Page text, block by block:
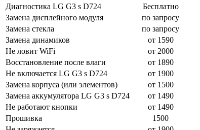
Диагностика LG G3 s D724
Бесплатно
Замена дисплейного модуля
по запросу
Замена стекла
по запросу
Замена динамиков
от 1590
Не ловит WiFi
от 2000
Восстановление после влаги
от 1890
Не включается LG G3 s D724
от 1900
Замена корпуса (или элементов)
от 1500
Замена аккумулятора LG G3 s D724
от 1490
Не работают кнопки
от 1490
Прошивка
1500